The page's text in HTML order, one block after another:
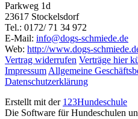
Parkweg 1d
23617 Stockelsdorf
Tel.: 0172/ 71 34 972
E-Mail: info@dogs-schmiede.de
Web: http://www.dogs-
Vertrag widerrufen Verträge hier
Impressum Allgemeine
Datenschutzerklärung
Erstellt mit der 123Hundeschule
Die Software für Hundeschulen